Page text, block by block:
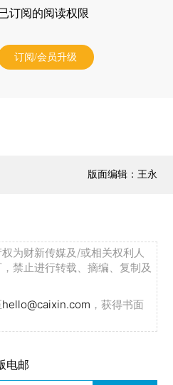
订阅的阅读权限
订阅/会员升级
版面编辑：王永
为财新传媒及/或相关权利人
禁止进行转载、摘编、复制及
hello@caixin.com ，获得书面
电邮